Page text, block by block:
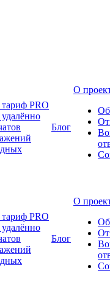
PRO
Блог
О
Об
PRO
Блог
О
Об